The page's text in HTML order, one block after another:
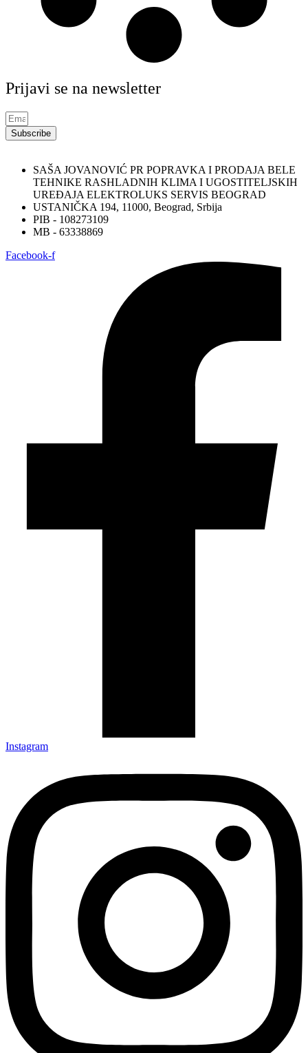
Prijavi se na newsletter
Subscribe
SAŠA JOVANOVIĆ PR POPRAVKA I PRODAJA BELE
TEHNIKE RASHLADNIH KLIMA I UGOSTITELJSKIH
UREĐAJA ELEKTROLUKS SERVIS BEOGRAD
USTANIČKA 194, 11000, Beograd, Srbija
PIB - 108273109
MB - 63338869
Facebook-f
Instagram